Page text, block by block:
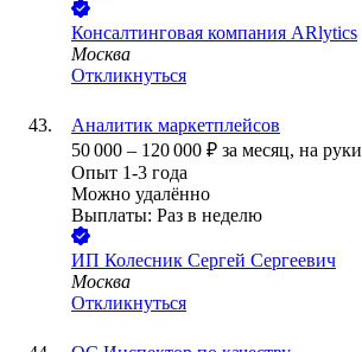
Консалтинговая компания ARlytics
Москва
Откликнуться
Аналитик маркетплейсов
50 000 – 120 000 ₽ за месяц, на руки
Опыт 1-3 года
Можно удалённо
Выплаты: Раз в неделю
ИП Колесник Сергей Сергеевич
Москва
Откликнуться